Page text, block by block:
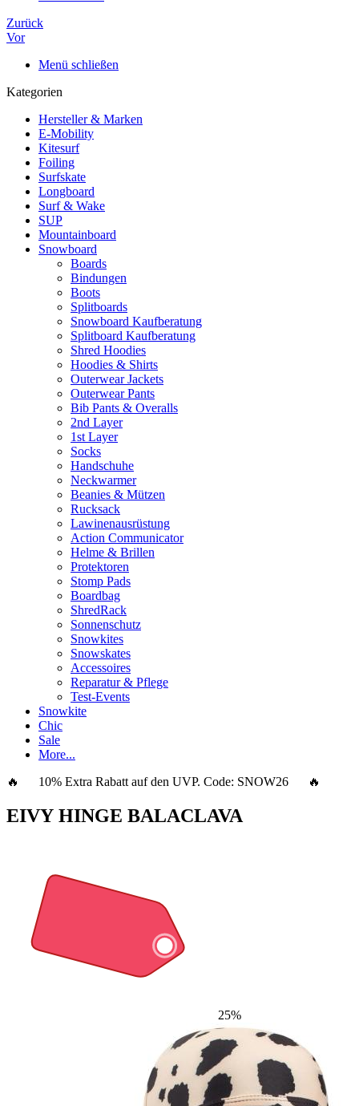
Zurück
Vor
Menü schließen
Kategorien
Hersteller & Marken
E-Mobility
Kitesurf
Foiling
Surfskate
Longboard
Surf & Wake
SUP
Mountainboard
Snowboard
Boards
Bindungen
Boots
Splitboards
Snowboard Kaufberatung
Splitboard Kaufberatung
Shred Hoodies
Hoodies & Shirts
Outerwear Jackets
Outerwear Pants
Bib Pants & Overalls
2nd Layer
1st Layer
Socks
Handschuhe
Neckwarmer
Beanies & Mützen
Rucksack
Lawinenausrüstung
Action Communicator
Helme & Brillen
Protektoren
Stomp Pads
Boardbag
ShredRack
Sonnenschutz
Snowkites
Snowskates
Accessoires
Reparatur & Pflege
Test-Events
Snowkite
Chic
Sale
More...
🔥 10% Extra Rabatt auf den UVP. Code: SNOW26 🔥
EIVY HINGE BALACLAVA
25%